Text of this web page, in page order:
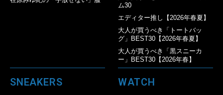
ム30
エディター推し【2026年春夏】
大人が買うべき「トートバッ
グ」BEST30【2026年春夏】
大人が買うべき「黒スニーカ
ー」BEST30【2026年春】
SNEAKERS WATCH